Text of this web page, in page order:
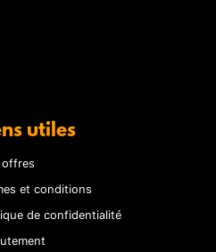
utiles
et conditions
de confidentialité